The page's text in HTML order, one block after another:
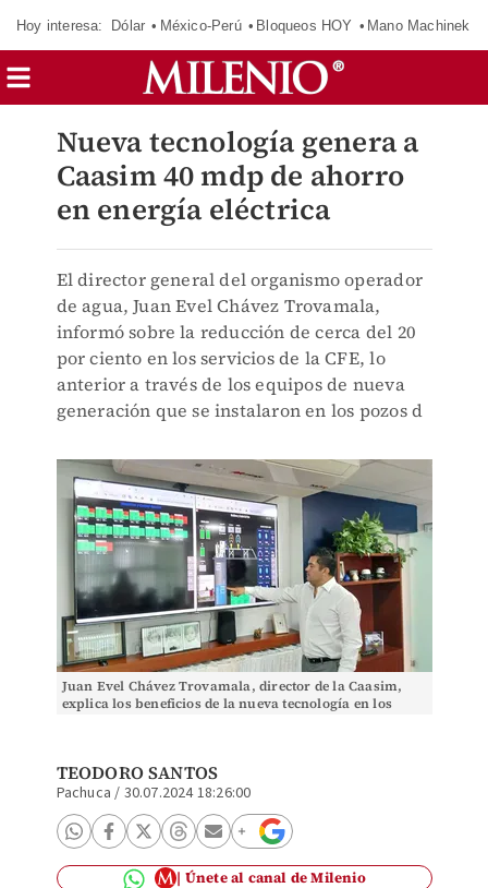
Hoy interesa: Dólar México-Perú Bloqueos HOY Mano Machinek
Nueva tecnología genera a
Caasim 40 mdp de ahorro
en energía eléctrica
El director general del organismo operador
de agua, Juan Evel Chávez Trovamala,
informó sobre la reducción de cerca del 20
por ciento en los servicios de la CFE, lo
anterior a través de los equipos de nueva
generación que se instalaron en los pozos d
Juan Evel Chávez Trovamala, director de la Caasim,
explica los beneficios de la nueva tecnología en los
TEODORO SANTOS
Pachuca / 30.07.2024 18:26:00
Únete al canal de Milenio